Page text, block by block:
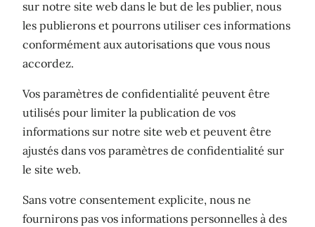
sur notre site web dans le but de les publier, nous
les publierons et pourrons utiliser ces informations
conformément aux autorisations que vous nous
accordez.
Vos paramètres de confidentialité peuvent être
utilisés pour limiter la publication de vos
informations sur notre site web et peuvent être
ajustés dans vos paramètres de confidentialité sur
le site web.
Sans votre consentement explicite, nous ne
fournirons pas vos informations personnelles à des